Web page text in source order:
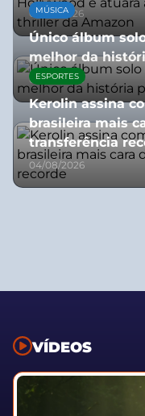
06/08/2026
MÚSICA
Único álbum
melhor da
06/08/2026
ESPORTES
Kerolin assina
brasileira mais
transferência
04/08/2026
VÍDEOS